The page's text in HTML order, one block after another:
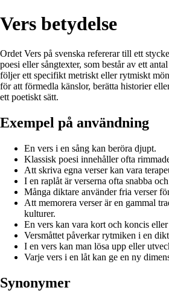
Vers betydelse
Ordet Vers på svenska refererar till ett
poesi eller sångtexter, som består av ett
följer ett specifikt metriskt eller rytmiskt
för att förmedla känslor, berätta historier
ett poetiskt sätt.
Exempel på användning
En vers i en sång kan beröra djupt.
Klassisk poesi innehåller ofta
Att skriva egna verser kan vara
I en raplåt är verserna ofta snabba
Många diktare använder fria verser
Att memorera verser är en gammal
kulturer.
En vers kan vara kort och koncis
Versmåttet påverkar rytmiken i en
I en vers kan man lösa upp eller
Varje vers i en låt kan ge en ny
Synonymer